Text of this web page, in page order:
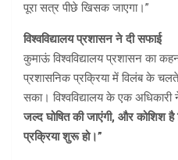
पूरा सत्र पीछे खिसक जाएगा।”
विश्वविद्यालय प्रशासन ने दी सफाई
कुमाऊं विश्वविद्यालय प्रशासन का
प्रशासनिक प्रक्रिया में विलंब के चलते
सका। विश्वविद्यालय के एक अधिकारी
जल्द घोषित की जाएंगी, और कोशिश
प्रक्रिया शुरू हो।”